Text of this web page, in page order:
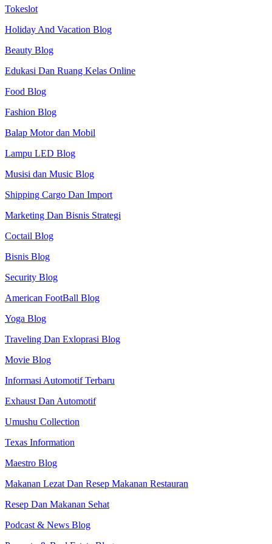
Tokeslot
Holiday And Vacation Blog
Beauty Blog
Edukasi Dan Ruang Kelas Online
Food Blog
Fashion Blog
Balap Motor dan Mobil
Lampu LED Blog
Musisi dan Music Blog
Shipping Cargo Dan Import
Marketing Dan Bisnis Strategi
Coctail Blog
Bisnis Blog
Security Blog
American FootBall Blog
Yoga Blog
Traveling Dan Exloprasi Blog
Movie Blog
Informasi Automotif Terbaru
Exhaust Dan Automotif
Umushu Collection
Texas Information
Maestro Blog
Makanan Lezat Dan Resep Makanan Restauran
Resep Dan Makanan Sehat
Podcast & News Blog